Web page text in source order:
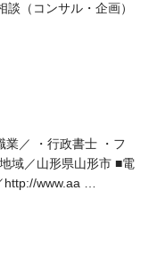
（コンサル・企画）
業／ ・行政書士 ・フ
域／山形県山形市 ■電
www.aa …